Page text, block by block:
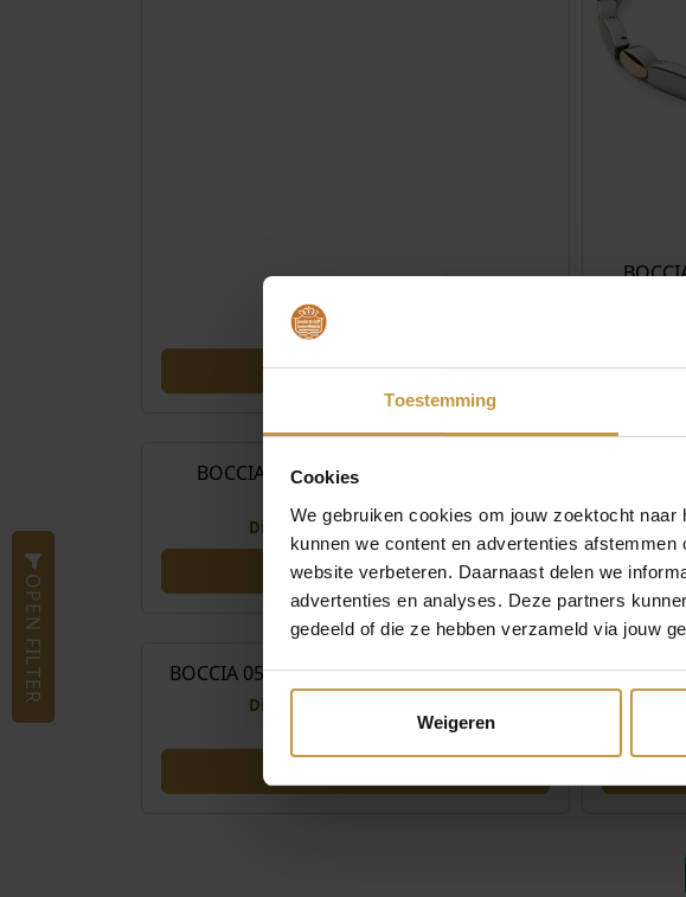
Toestemming
Cookies
We gebruiken cookies om jouw zoektocht
kunnen we content en advertenties
website verbeteren. Daarnaast delen we
advertenties en analyses. Deze partners
gedeeld of die ze hebben verzameld via jouw
Weigeren
OPEN FILTER
€198,00
BOCCIA 0832-04 COLLIER TITANIUM
Direct leverbaar, 1 werkdag
€65,00
BOCCIA 0565-01 OORHANGERS TITANIUM
Direct leverbaar, 1 werkdag